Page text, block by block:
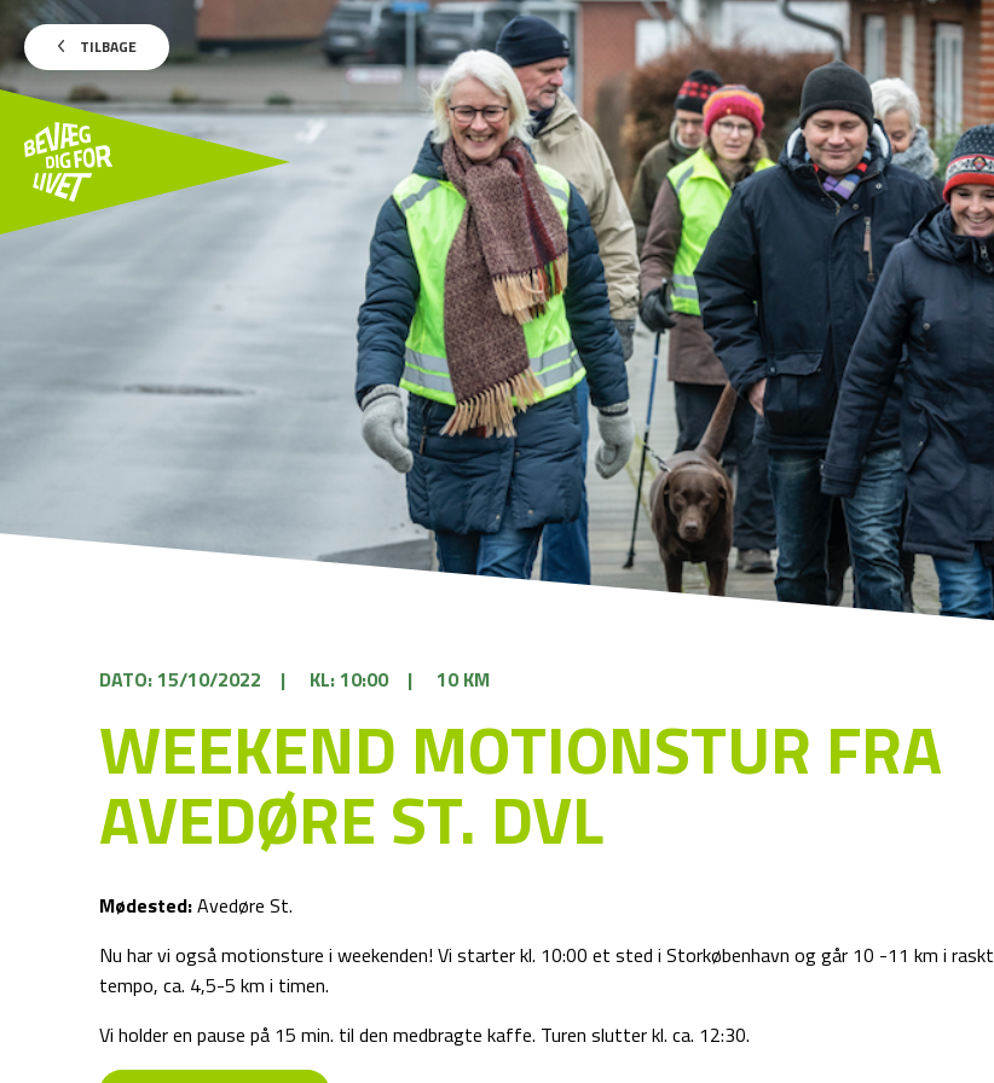
TILBAGE
DATO: 15/10/2022 | KL: 10:00 | 10 KM
WEEKEND MOTIONSTUR FRA
AVEDØRE ST. DVL
Mødested:Avedøre St.
Nu har vi også motionsture i weekenden! Vi starter kl. 10:00 et sted i Storkøbenhavn og går 10 -11 km i raskt
tempo, ca. 4,5-5 km i timen.
Vi holder en pause på 15 min. til den medbragte kaffe. Turen slutter kl. ca. 12:30.